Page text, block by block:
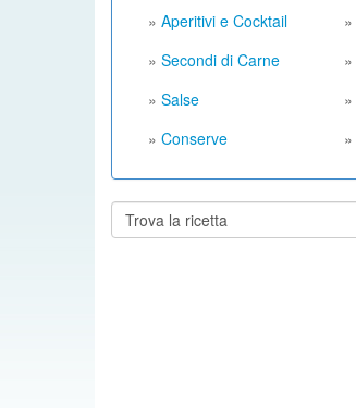
» Aperitivi e Cocktail »
» Secondi di Carne »
» Salse »
» Conserve »
Cerca